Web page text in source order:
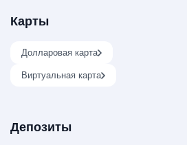
Карты
Долларовая карта
Виртуальная карта
Депозиты